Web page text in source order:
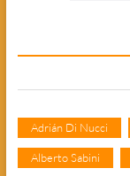
Adrián Di Nucci
Alberto Sabini